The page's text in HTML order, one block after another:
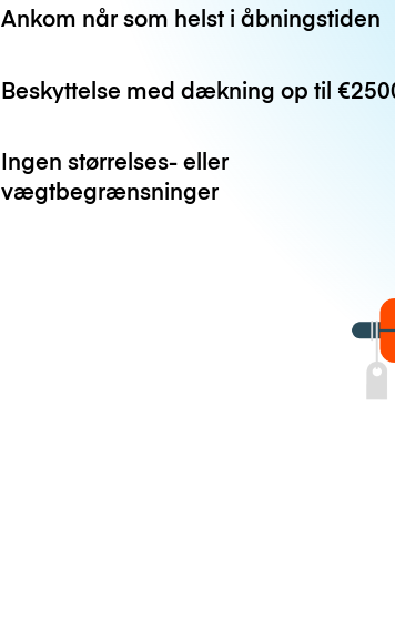
Ankom når som helst i åbningstiden
Beskyttelse med dækning op til
Ingen størrelses- eller
vægtbegrænsninger